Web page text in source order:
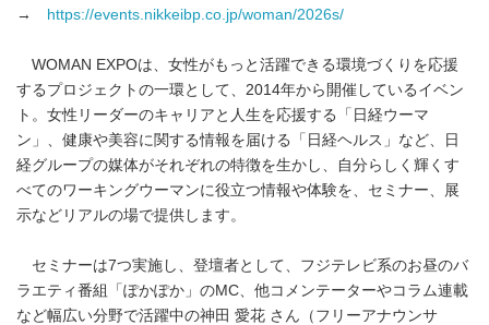
→
https://events.nikkeibp.co.jp/woman/2026s/
WOMAN EXPOは、女性がもっと活躍できる環境づくりを応援
するプロジェクトの一環として、2014年から開催しているイベン
ト。⼥性リーダーのキャリアと⼈⽣を応援する「日経ウーマ
ン」、健康や美容に関する情報を届ける「日経ヘルス」など、日
経グループの媒体がそれぞれの特徴を生かし、自分らしく輝くす
べてのワーキングウーマンに役立つ情報や体験を、セミナー、展
示などリアルの場で提供します。
セミナーは7つ実施し、登壇者として、フジテレビ系のお昼のバ
ラエティ番組「ぽかぽか」のMC、他コメンテーターやコラム連載
など幅広い分野で活躍中の神田 愛花 さん（フリーアナウンサ